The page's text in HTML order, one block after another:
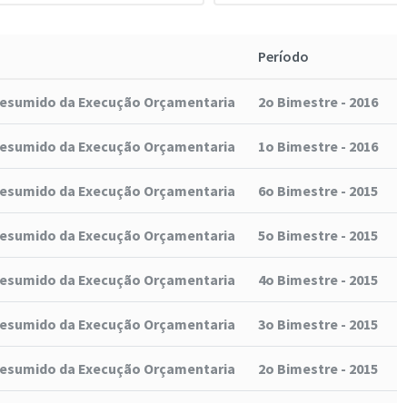
Período
da Execução Orçamentaria 2o Bimestre - 2016
da Execução Orçamentaria 1o Bimestre - 2016
da Execução Orçamentaria 6o Bimestre - 2015
da Execução Orçamentaria 5o Bimestre - 2015
da Execução Orçamentaria 4o Bimestre - 2015
da Execução Orçamentaria 3o Bimestre - 2015
da Execução Orçamentaria 2o Bimestre - 2015